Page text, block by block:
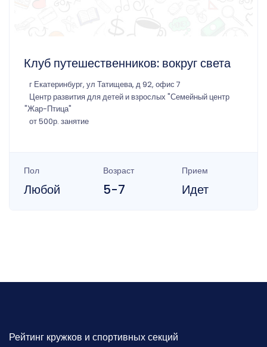
Клуб путешественников: вокруг света
г Екатеринбург, ул Татищева, д 92, офис 7
Центр развития для детей и взрослых "Семейный центр
"Жар-Птица"
от 500р. занятие
Пол
Любой
Возраст
5-7
Прием
Идет
Рейтинг кружков и спортивных секций